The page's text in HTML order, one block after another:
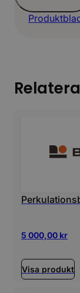
5 000,00 kr
Visa produkt